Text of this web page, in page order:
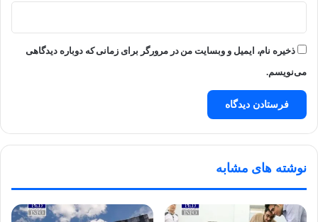
ذخیره نام، ایمیل و وبسایت من در مرورگر برای زمانی که دوباره دیدگاهی
می‌نویسم.
نوشته های مشابه